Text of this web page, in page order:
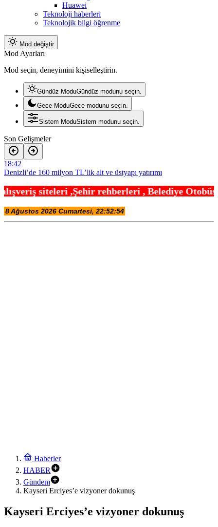
Huawei
Teknoloji haberleri
Teknolojik bilgi öğrenme
Mod değiştir
Mod Ayarları
Mod seçin, deneyimini kişiselleştirin.
Gündüz ModuGündüz modunu seçin.
Gece ModuGece modunu seçin.
Sistem ModuSistem modunu seçin.
Son Gelişmeler
18:42
Denizli’de 160 milyon TL’lik alt ve üstyapı yatırımı
Şampiyonlar, İETT ile İstanbul’da
18:12
Ayvalık’ta üretici ve el emeği pazarı renk katıyor
18:00
Bursa Büyükşehir Harmancık’ta da yolları yeniliyor
,Şehir rehberleri , Belediye
Haberler
HABER
Gündem
Kayseri Erciyes’e vizyoner dokunuş
Kayseri Erciyes’e vizyoner dokunuş